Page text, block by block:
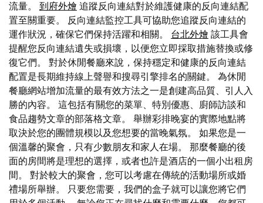
流量。 到府外燴 追蹤反向連結對於維護健康的反向連結配
置至關重要。 反向連結監控工具可協助您追蹤反向連結的
運作狀況，確保它們保持活躍和相關。 台北外燴 該工具會
提醒您反向連結遺失或損壞，以便您立即採取措施替換或修
復它們。 對於休閒餐廳來說，保持穩定和健康的反向連結
配置是長期維持線上聲譽和搜尋引擎排名的關鍵。 為休閒
餐廳網站增加流量的最有效方法之一是創建高品質、引人入
勝的內容。 這包括有關您的菜單、特別優惠、廚師訪談和
食品趨勢文章的部落格文章。 舉辦彩排晚宴的實際地點將
取決於您的團體規模以及您想要的當晚氣氛。 如果您是一
個溫馨的聚會，只有少數朋友和家人在場。 那麼餐廳的後
面的房間將是理想的選擇，或者也許是酒店的一個小出租房
間。 對於較大的聚會，您可以考慮在傳統的活動場所或婚
禮場所舉辦。 只要您需要，我們的盒子就可以讓您將它們